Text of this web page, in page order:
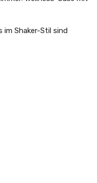
im Shaker-Stil sind